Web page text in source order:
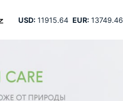
USD:11915.64 EUR:13749.46